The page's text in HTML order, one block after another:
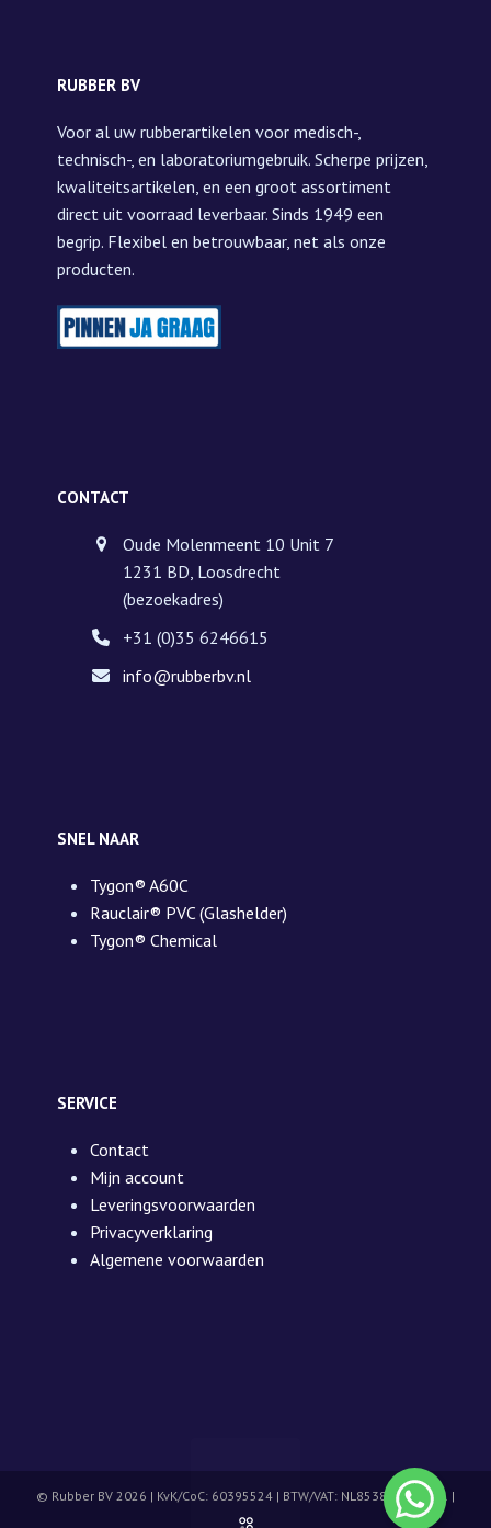
RUBBER BV
Voor al uw rubberartikelen voor medisch-,
technisch-, en laboratoriumgebruik. Scherpe prijzen,
kwaliteitsartikelen, en een groot assortiment
direct uit voorraad leverbaar. Sinds 1949 een
begrip. Flexibel en betrouwbaar, net als onze
producten.
CONTACT
Oude Molenmeent 10 Unit 7
1231 BD, Loosdrecht
(bezoekadres)
+31 (0)35 6246615
info@rubberbv.nl
SNEL NAAR
Tygon® A60C
Rauclair® PVC (Glashelder)
Tygon® Chemical
SERVICE
Contact
Mijn account
Leveringsvoorwaarden
Privacyverklaring
Algemene voorwaarden
© Rubber BV 2026 | KvK/CoC: 60395524 | BTW/VAT: NL853892039B01 |